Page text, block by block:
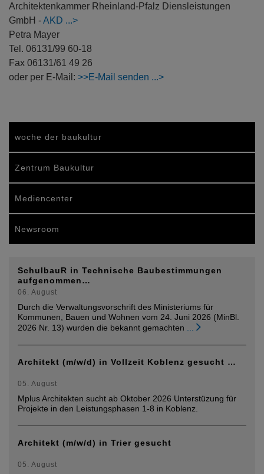
Architektenkammer Rheinland-Pfalz Diensleistungen
GmbH -AKD
Petra Mayer
Tel. 06131/99 60-18
Fax 06131/61 49 26
oder per E-Mail: >>E-Mail senden
woche der baukultur
Zentrum Baukultur
Mediencenter
Newsroom
SchulbauR in Technische Baubestimmungen
aufgenommen…
06. August
Durch die Verwaltungsvorschrift des Ministeriums für
Kommunen, Bauen und Wohnen vom 24. Juni 2026 (MinBl.
2026 Nr. 13) wurden die bekannt gemachten
Architekt (m/w/d) in Vollzeit Koblenz gesucht …
05. August
Mplus Architekten sucht ab Oktober 2026 Unterstüzung für
Projekte in den Leistungsphasen 1-8 in Koblenz.
Architekt (m/w/d) in Trier gesucht
05. August